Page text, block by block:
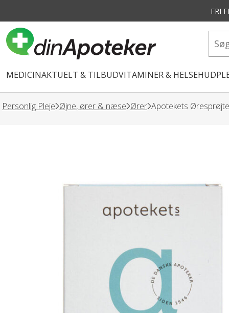
FRI
MEDICINAKTUELT & TILBUDVITAMINER & HELSE
Personlig Pleje Øjne, ører & næse Ører Apotekets